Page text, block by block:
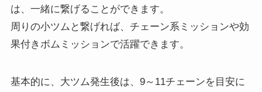
は、一緒に繋げることができます。
周りの小ツムと繋げれば、チェーン系ミッションや効
果付きボムミッションで活躍できます。
基本的に、大ツム発生後は、9～11チェーンを目安に